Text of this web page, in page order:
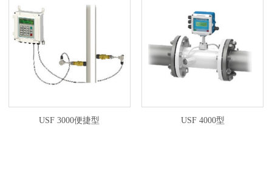
USF 3000便捷型 USF 4000型